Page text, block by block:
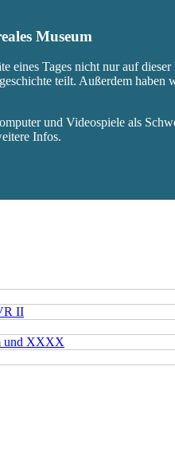
Museum
eines Tages nicht nur auf
teilt. Außerdem
und Videospiele als
Infos.
II
und XXXX